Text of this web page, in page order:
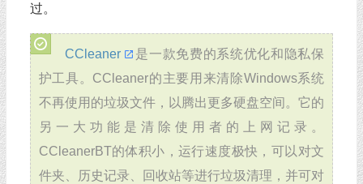
过。
CCleaner
是一款免费的系统优化和隐私保
护工具。CCleaner的主要用来清除Windows系统
不再使用的垃圾文件，以腾出更多硬盘空间。它的
另一大功能是清除使用者的上网记录。
CCleanerBT的体积小，运行速度极快，可以对文
件夹、历史记录、回收站等进行垃圾清理，并可对